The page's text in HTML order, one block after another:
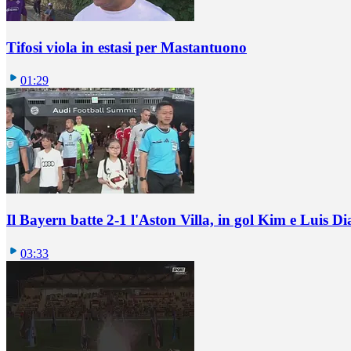
Tifosi viola in estasi per Mastantuono
01:29
Il Bayern batte 2-1 l'Aston Villa, in gol Kim e Luis
03:33